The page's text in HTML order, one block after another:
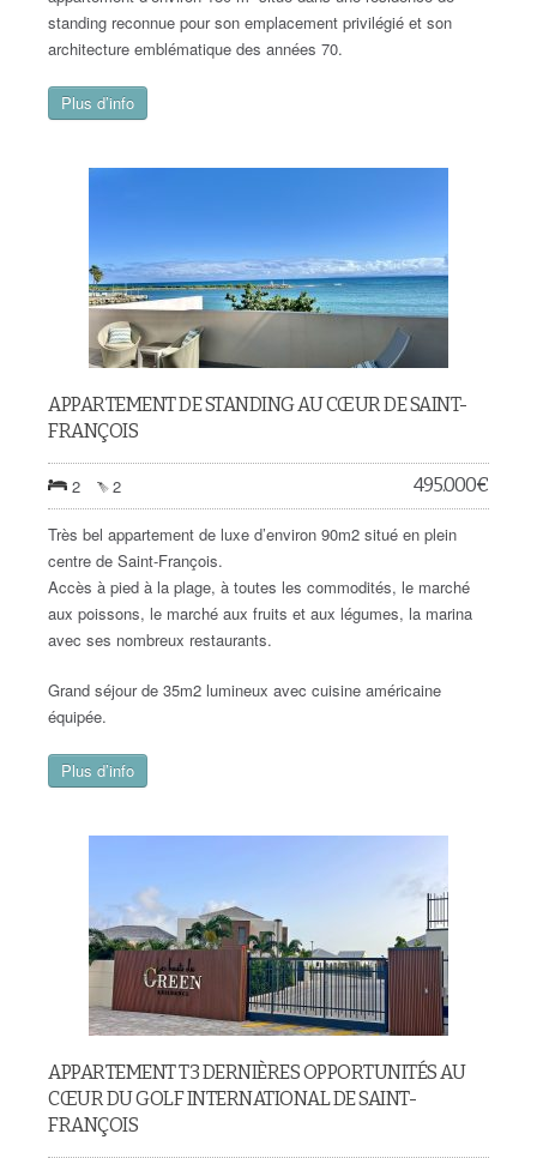
standing reconnue pour son emplacement privilégié et son
architecture emblématique des années 70.
Plus d’info
APPARTEMENT DE STANDING AU CŒUR DE SAINT-
FRANÇOIS
2 2 495.000€
Très bel appartement de luxe d’environ 90m2 situé en plein
centre de Saint-François.
Accès à pied à la plage, à toutes les commodités, le marché
aux poissons, le marché aux fruits et aux légumes, la marina
avec ses nombreux restaurants.
Grand séjour de 35m2 lumineux avec cuisine américaine
équipée.
Plus d’info
APPARTEMENT T3 DERNIÈRES OPPORTUNITÉS AU
CŒUR DU GOLF INTERNATIONAL DE SAINT-
FRANÇOIS